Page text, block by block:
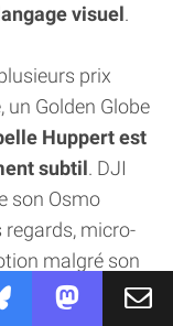
visuel.
prix
un Golden Globe
Huppert est
subtil. DJI
son Osmo
regards, micro-
malgré son